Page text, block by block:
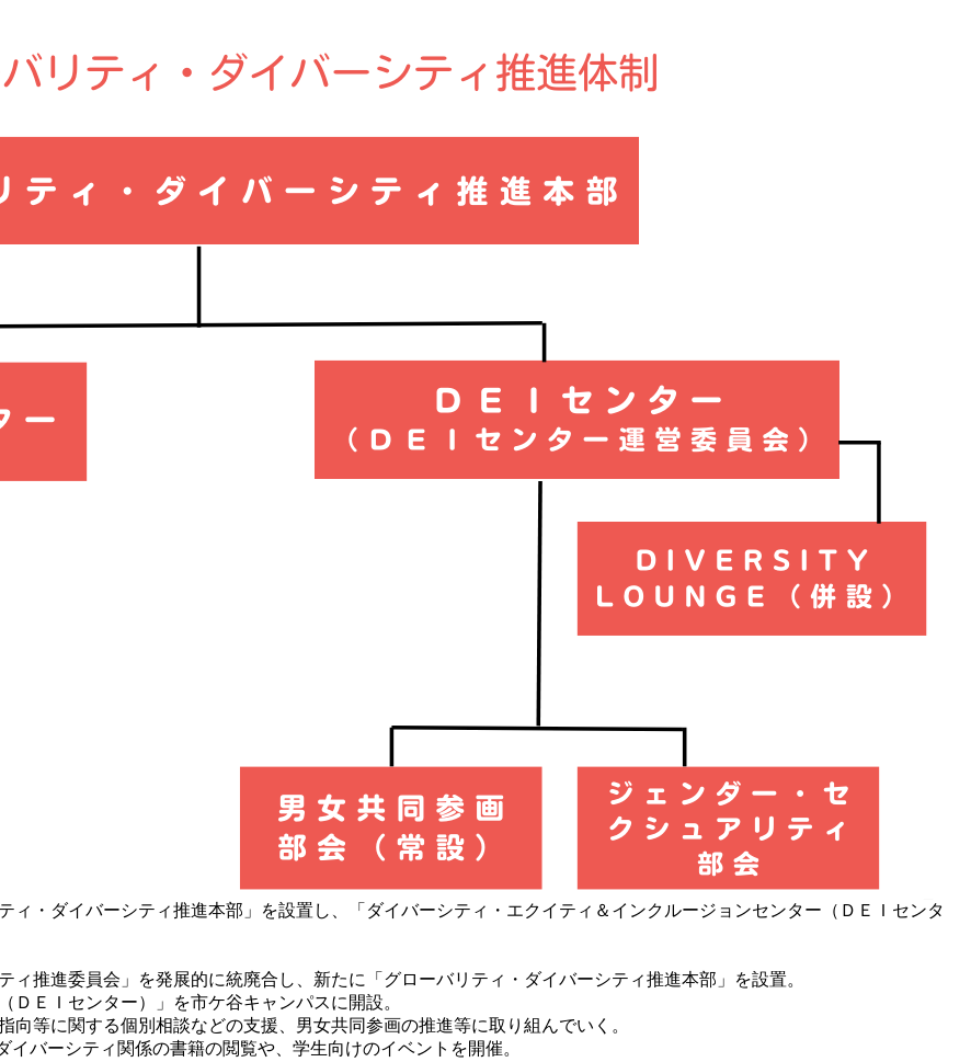
ィ・ダイバーシティ推進本部」を設置し、「ダイバーシティ・エクイティ＆インクルージョンセンター（ＤＥＩセンタ
ィ推進委員会」を発展的に統廃合し、新たに「グローバリティ・ダイバーシティ推進本部」を設置。
ＤＥＩセンター）」を市ケ谷キャンパスに開設。
向等に関する個別相談などの支援、男女共同参画の推進等に取り組んでいく。
バーシティ関係の書籍の閲覧や、学生向けのイベントを開催。